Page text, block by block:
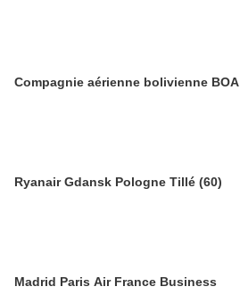
Compagnie aérienne bolivienne BOA
Ryanair Gdansk Pologne Tillé (60)
Madrid Paris Air France Business